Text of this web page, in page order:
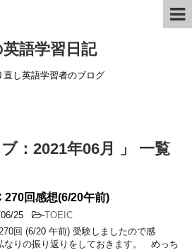
語学習日記
直し英語学習者のブログ
：2021年06月 」 一覧
270回感想(6/20午前)
25 -TOEIC
回 (6/20 午前) 受験しましたので感
りの振り返りをしておきます。 めっち